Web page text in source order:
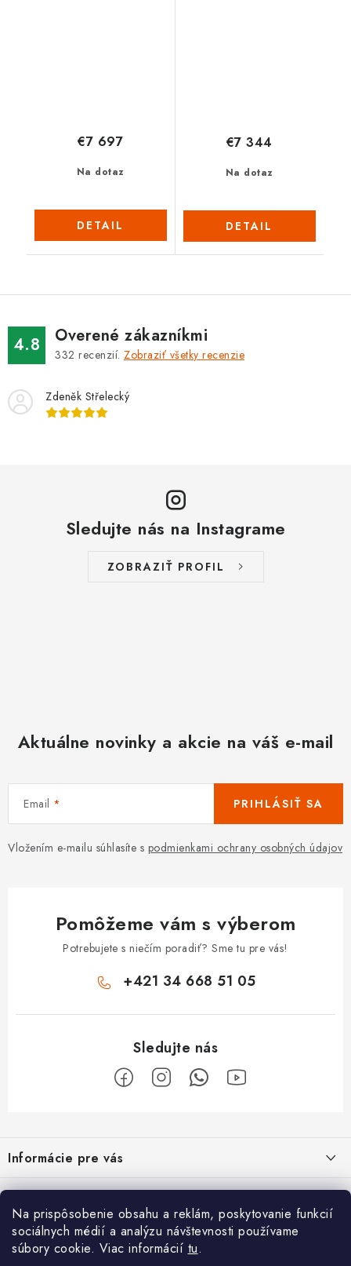
Na prispôsobenie obsahu a reklám, poskytovanie funkcií
sociálnych médií a analýzu návštevnosti používame
súbory cookie. Viac informácií tu.
Na dotaz
€7 697
DETAIL
Na dotaz
€7 344
DETAIL
4.8 Overené zákazníkmi
332 recenzií. Zobraziť všetky recenzie
Zdeněk Střelecký
Sledujte nás na Instagrame
ZOBRAZIŤ PROFIL
Aktuálne novinky a akcie na váš e-mail
Email
Vložením e-mailu súhlasíte s podmienkami ochrany osobných údajov
PRIHLÁSIŤ SA
Pomôžeme vám s výberom
Potrebujete s niečím poradiť? Sme tu pre vás!
+421 34 668 51 05
p
ä
Informácie pre vás
Obchodné podmienky
Odstúpenie od zmluvy
Reklamačný poriadok
Vyrábame sauny na mieru
Užitočne informácie